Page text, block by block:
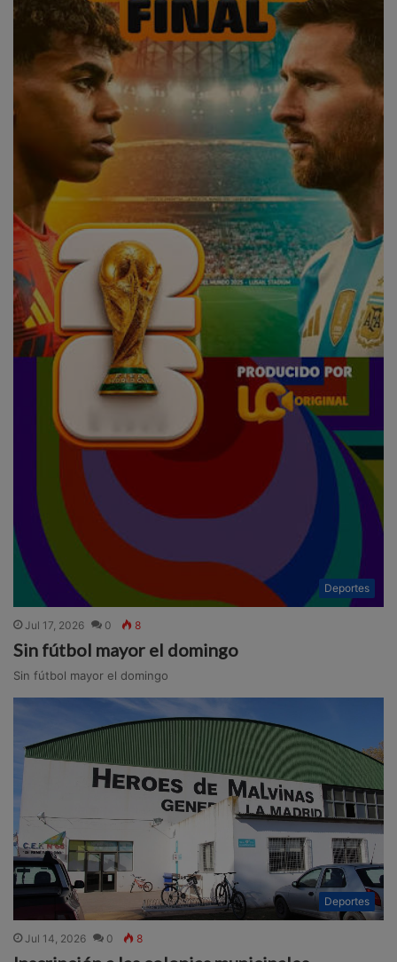
Deportes
Jul 17, 2026 0 8
Sin fútbol mayor el domingo
Sin fútbol mayor el domingo
Deportes
Jul 14, 2026 0 8